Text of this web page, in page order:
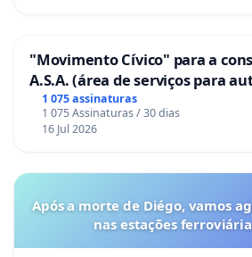
"Movimento Cívico" para a
A.S.A. (área de serviços para
Coimbra
1 075 assinaturas
1 075 Assinaturas / 30 dias
16 Jul 2026
Após a morte de Diégo, vamos
nas estações